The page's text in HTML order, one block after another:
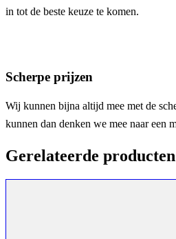
in tot de beste keuze te komen.
Scherpe prijzen
Wij kunnen bijna altijd mee met de
kunnen dan denken we mee naar een
Gerelateerde producten